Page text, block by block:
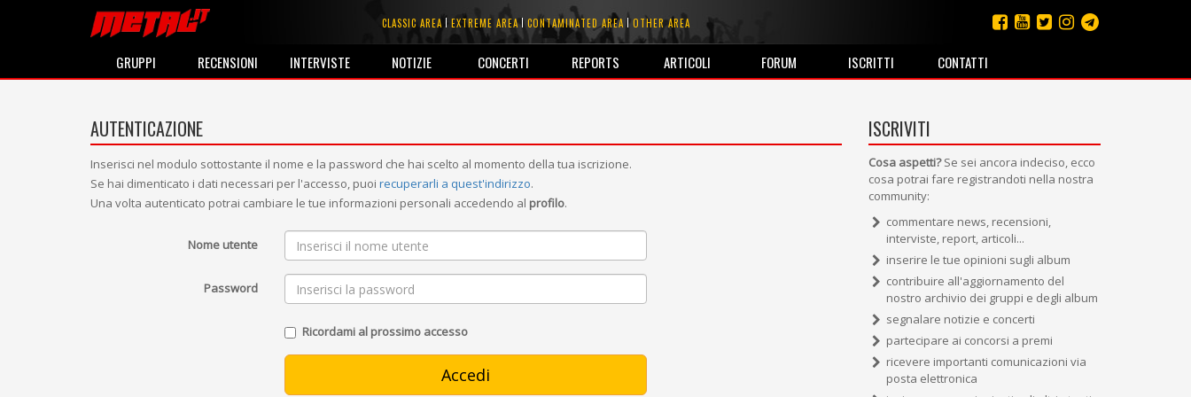
CLASSIC AREA EXTREME AREA CONTAMINATED AREA OTHER AREA
GRUPPI RECENSIONI INTERVISTE NOTIZIE CONCERTI REPORTS ARTICOLI FORUM ISCRITTI CONTATTI
AUTENTICAZIONE
Inserisci nel modulo sottostante il nome e la password che hai scelto al momento della tua iscrizione.
Se hai dimenticato i dati necessari per l'accesso, puoi recuperarli a quest'indirizzo.
Una volta autenticato potrai cambiare le tue informazioni personali accedendo al profilo.
Nome utente
Password
Ricordami al prossimo accesso
ISCRIVITI
Cosa aspetti?Se sei ancora indeciso, ecco
cosa potrai fare registrandoti nella nostra
community:
commentare news, recensioni,
interviste, report, articoli...
inserire le tue opinioni sugli album
contribuire all'aggiornamento del
nostro archivio dei gruppi e degli album
segnalare notizie e concerti
partecipare ai concorsi a premi
ricevere importanti comunicazioni via
posta elettronica